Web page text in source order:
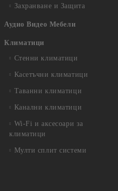
Захранване и Защита
Аудио Видео Мебели
Климатици
Стенни климатици
Касетъчни климатици
Таванни климатици
Канални климатици
Wi-Fi и аксесоари за
климатици
Мулти сплит системи